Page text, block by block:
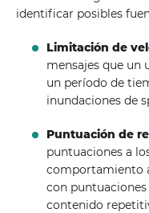
identificar posibles
Limitación de
mensajes que un
un período de
inundaciones de
Puntuación de
puntuaciones a
comportamiento
con
contenido